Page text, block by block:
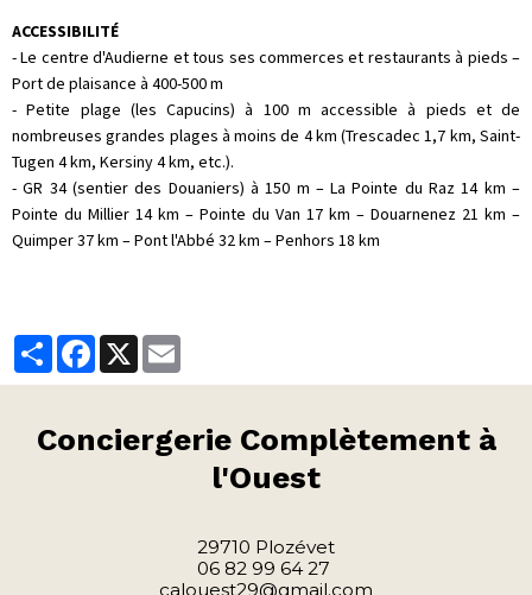
ACCESSIBILITÉ
- Le centre d'Audierne et tous ses commerces et restaurants à pieds –
Port de plaisance à 400-500 m
- Petite plage (les Capucins) à 100 m accessible à pieds et de
nombreuses grandes plages à moins de 4 km (Trescadec 1,7 km, Saint-
Tugen 4 km, Kersiny 4 km, etc.).
- GR 34 (sentier des Douaniers) à 150 m – La Pointe du Raz 14 km –
Pointe du Millier 14 km – Pointe du Van 17 km – Douarnenez 21 km –
Quimper 37 km – Pont l'Abbé 32 km – Penhors 18 km
PartagerFacebook
X
Conciergerie Complètement à
l'Ouest
29710 Plozévet
06 82 99 64 27
calouest29@gmail.com